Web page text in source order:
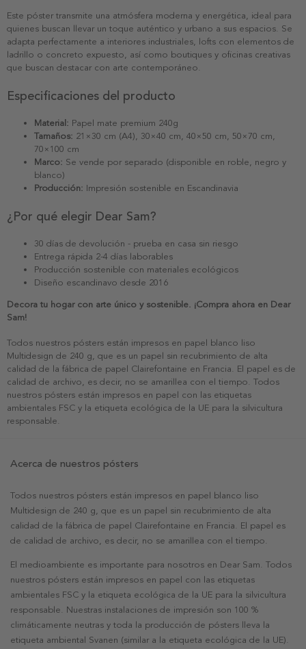
Este póster transmite una atmósfera moderna y energética, ideal para
quienes buscan llevar un toque auténtico y urbano a sus espacios. Se
adapta perfectamente a interiores industriales, lofts con elementos de
ladrillo o concreto expuesto, así como boutiques y oficinas creativas
que buscan destacar con arte contemporáneo.
Especificaciones del producto
Material: Papel mate premium 240g
Tamaños: 21×30 cm (A4), 30×40 cm, 40×50 cm, 50×70 cm,
70×100 cm
Marco: Se vende por separado (disponible en roble, negro y
blanco)
Producción: Impresión sostenible en Escandinavia
¿Por qué elegir Dear Sam?
30 días de devolución - prueba en casa sin riesgo
Entrega rápida 2-4 días laborables
Producción sostenible con materiales ecológicos
Diseño escandinavo desde 2016
Decora tu hogar con arte único y sostenible. ¡Compra ahora en Dear
Sam!
Todos nuestros pósters están impresos en papel blanco liso
Multidesign de 240 g, que es un papel sin recubrimiento de alta
calidad de la fábrica de papel Clairefontaine en Francia. El papel es de
calidad de archivo, es decir, no se amarillea con el tiempo. Todos
nuestros pósters están impresos en papel con las etiquetas
ambientales FSC y la etiqueta ecológica de la UE para la silvicultura
responsable.
Acerca de nuestros pósters
Todos nuestros pósters están impresos en papel blanco liso
Multidesign de 240 g, que es un papel sin recubrimiento de alta
calidad de la fábrica de papel Clairefontaine en Francia. El papel es
de calidad de archivo, es decir, no se amarillea con el tiempo.
El medioambiente es importante para nosotros en Dear Sam. Todos
nuestros pósters están impresos en papel con las etiquetas
ambientales FSC y la etiqueta ecológica de la UE para la silvicultura
responsable. Nuestras instalaciones de impresión son 100 %
climáticamente neutras y toda la producción de pósters lleva la
etiqueta ambiental Svanen (similar a la etiqueta ecológica de la UE).